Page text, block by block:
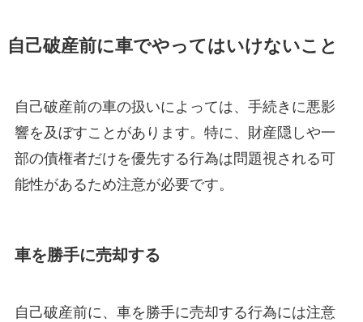
自己破産前に車でやってはいけないこと
自己破産前の車の扱いによっては、手続きに悪影
響を及ぼすことがあります。特に、財産隠しや一
部の債権者だけを優先する行為は問題視される可
能性があるため注意が必要です。
車を勝手に売却する
自己破産前に、車を勝手に売却する行為には注意